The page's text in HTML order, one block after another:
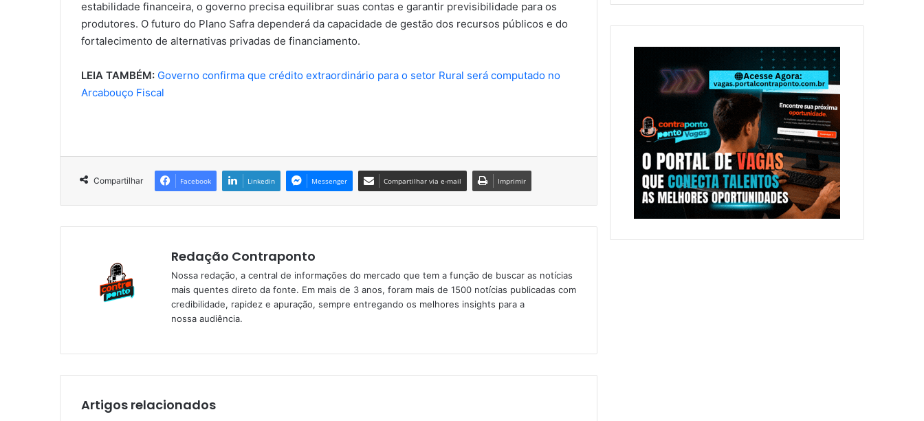
estabilidade financeira, o governo precisa equilibrar suas contas e garantir previsibilidade para os
produtores. O futuro do Plano Safra dependerá da capacidade de gestão dos recursos públicos e do
fortalecimento de alternativas privadas de financiamento.
LEIA TAMBÉM: Governo confirma que crédito extraordinário para o setor Rural será computado no
Arcabouço Fiscal
Compartilhar Facebook Linkedin Messenger Compartilhar via e-mail Imprimir
Redação Contraponto
Nossa redação, a central de informações do mercado que tem a função de buscar as notícias
mais quentes direto da fonte. Em mais de 3 anos, foram mais de 1500 notícias publicadas com
credibilidade, rapidez e apuração, sempre entregando os melhores insights para a
nossa audiência.
Artigos relacionados